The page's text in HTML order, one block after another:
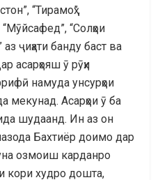
“Тирамоҳ”,
“Солҳои
ҷиҳати банду баст ва
асарҳояш ӯ рӯҳи
намуда унсурҳои
мекунад. Асарҳои ӯ ба
шудаанд. Ин аз он
Бахтиёр доимо дар
озмоиш карданро
кори худро дошта,